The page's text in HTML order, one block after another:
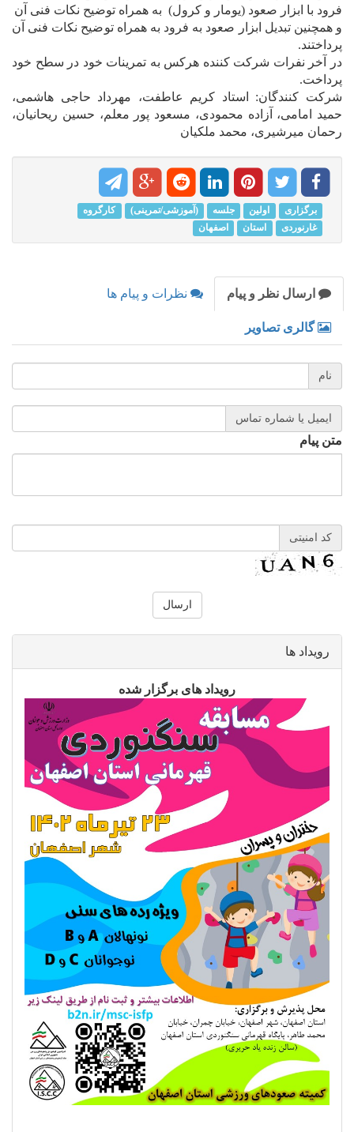
فرود با ابزار صعود (یومار و کرول) به همراه توضیح نکات فنی آن
و همچنین تبدیل ابزار صعود به فرود به همراه توضیح نکات فنی آن
پرداختند.
در آخر نفرات شرکت کننده هرکس به تمرینات خود در سطح خود
پرداخت.
شرکت کنندگان: استاد کریم عاطفت، مهرداد حاجی هاشمی،
حمید امامی، آزاده محمودی، مسعود پور معلم، حسین ریحانیان،
رحمان میرشیری، محمد ملکیان
برگزاری اولین جلسه (آموزشی/تمرینی)
کارگروه
غارنوردی
استان اصفهان
ارسال نظر و پیام نظرات و پیام ها
گالری تصاویر
نام
ایمیل یا شماره تماس
متن پیام
کد امنیتی
رویداد ها
رویداد های برگزار شده